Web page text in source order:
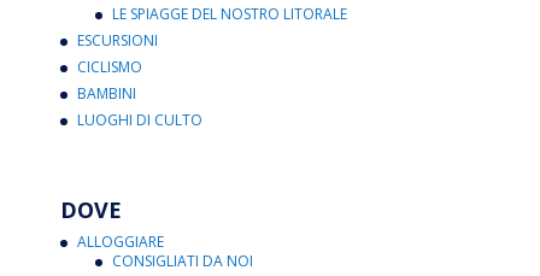
LE SPIAGGE DEL NOSTRO LITORALE
ESCURSIONI
CICLISMO
BAMBINI
LUOGHI DI CULTO
DOVE
ALLOGGIARE
CONSIGLIATI DA NOI